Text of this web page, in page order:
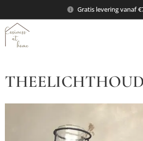
Gratis levering vanaf